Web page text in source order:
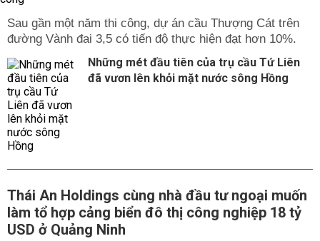
Sau gần một năm thi công, dự án cầu Thượng Cát trên
đường Vành đai 3,5 có tiến độ thực hiện đạt hơn 10%.
Những mét đầu tiên của trụ cầu Tứ Liên
đã vươn lên khỏi mặt nước sông Hồng
Thái An Holdings cùng nhà đầu tư ngoại muốn
làm tổ hợp cảng biển đô thị công nghiệp 18 tỷ
USD ở Quảng Ninh